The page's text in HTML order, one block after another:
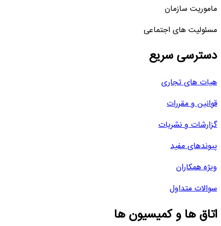
ماموریت سازمان
مسئولیت های اجتماعی
دسترسی سریع
هیات های تجاری
قوانین و مقررات
گزارشات و نشریات
پیوندهای مفید
ویژه همکاران
سوالات متداول
اتاق ها و کمیسیون ها